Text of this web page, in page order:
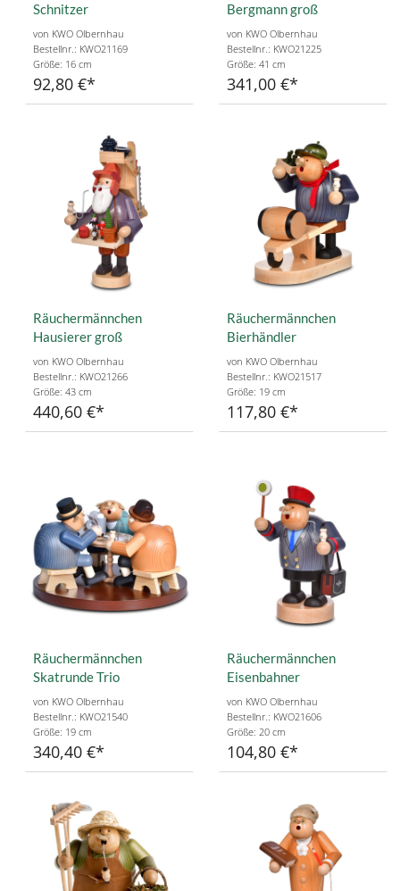
Schnitzer
von KWO Olbernhau
Bestellnr.: KWO21169
Größe: 16 cm
92,80 €
Bergmann groß
von KWO Olbernhau
Bestellnr.: KWO21225
Größe: 41 cm
341,00 €
Räuchermännchen
Hausierer groß
von KWO Olbernhau
Bestellnr.: KWO21266
Größe: 43 cm
440,60 €
Räuchermännchen
Bierhändler
von KWO Olbernhau
Bestellnr.: KWO21517
Größe: 19 cm
117,80 €
Räuchermännchen
Skatrunde Trio
von KWO Olbernhau
Bestellnr.: KWO21540
Größe: 19 cm
340,40 €
Räuchermännchen
Eisenbahner
von KWO Olbernhau
Bestellnr.: KWO21606
Größe: 20 cm
104,80 €